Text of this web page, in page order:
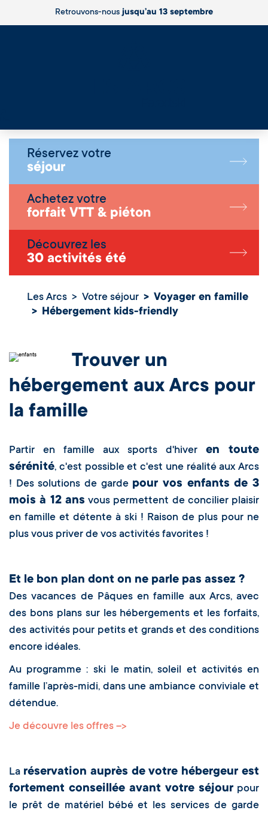
Retrouvons-nousjusqu’au 13 septembre
Réservez votre
séjour
Achetez votre
forfait VTT & piéton
Découvrez les
30 activités été
Les Arcs Votre séjour
Voyager en famille
Hébergement kids-friendly
Trouver un
hébergement aux Arcs pour
la famille
Partir en famille aux sports d'hiver en toute
sérénité, c'est possible et c'est une réalité aux Arcs
! Des solutions de garde pour vos enfants de 3
mois à 12 ans vous permettent de concilier plaisir
en famille et détente à ski ! Raison de plus pour ne
plus vous priver de vos activités favorites !
Et le bon plan dont on ne parle pas assez ?
Des vacances de Pâques en famille aux Arcs, avec
des bons plans sur les hébergements et les forfaits,
des activités pour petits et grands et des conditions
encore idéales.
Au programme : ski le matin, soleil et activités en
famille l’après-midi, dans une ambiance conviviale et
détendue.
Je découvre les offres -->
La réservation auprès de votre hébergeur est
fortement conseillée avant votre séjour pour
le prêt de matériel bébé et les services de garde